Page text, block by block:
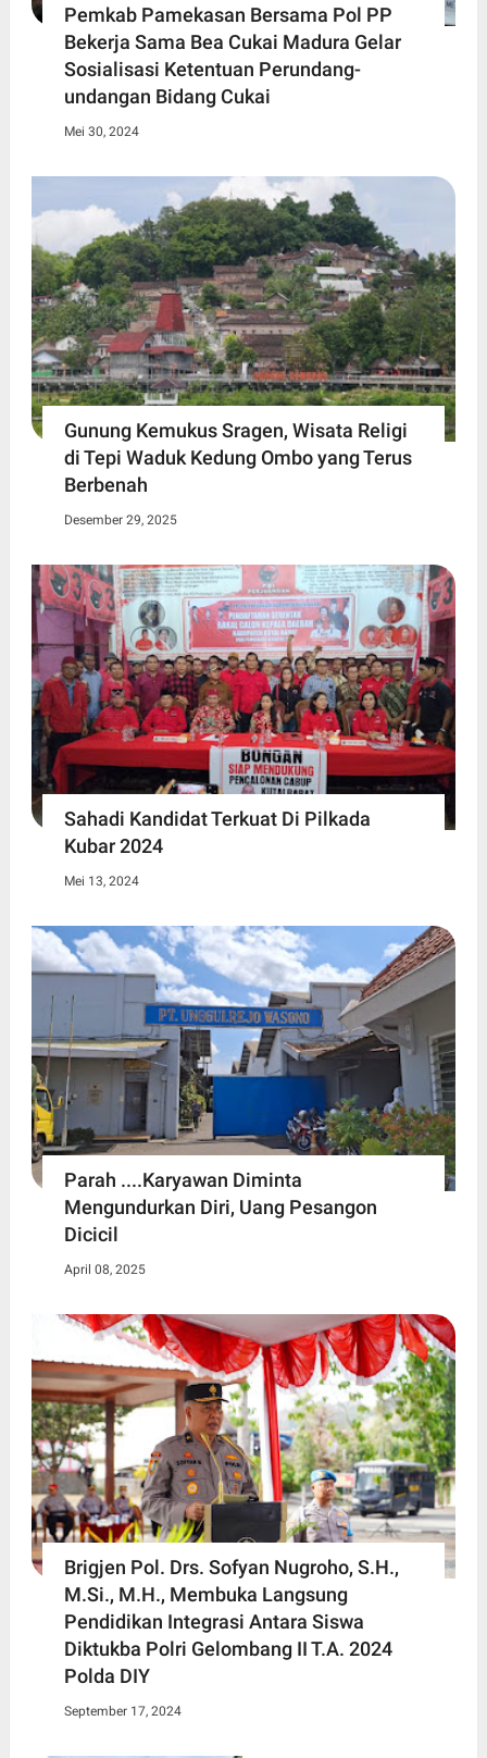
Pemkab Pamekasan Bersama Pol PP
Bekerja Sama Bea Cukai Madura Gelar
Sosialisasi Ketentuan Perundang-
undangan Bidang Cukai
Mei 30, 2024
Gunung Kemukus Sragen, Wisata Religi
di Tepi Waduk Kedung Ombo yang Terus
Berbenah
Desember 29, 2025
Sahadi Kandidat Terkuat Di Pilkada
Kubar 2024
Mei 13, 2024
Parah ....Karyawan Diminta
Mengundurkan Diri, Uang Pesangon
Dicicil
April 08, 2025
Brigjen Pol. Drs. Sofyan Nugroho, S.H.,
M.Si., M.H., Membuka Langsung
Pendidikan Integrasi Antara Siswa
Diktukba Polri Gelombang II T.A. 2024
Polda DIY
September 17, 2024